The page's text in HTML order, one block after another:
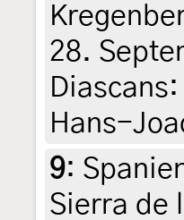
28.
Hans-
9:
Sierra de